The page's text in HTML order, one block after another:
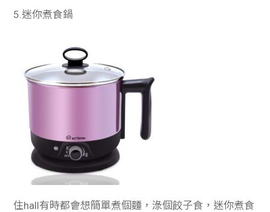
5.迷你煮食鍋
住hall有時都會想簡單煮個麵，淥個餃子食，迷你煮食